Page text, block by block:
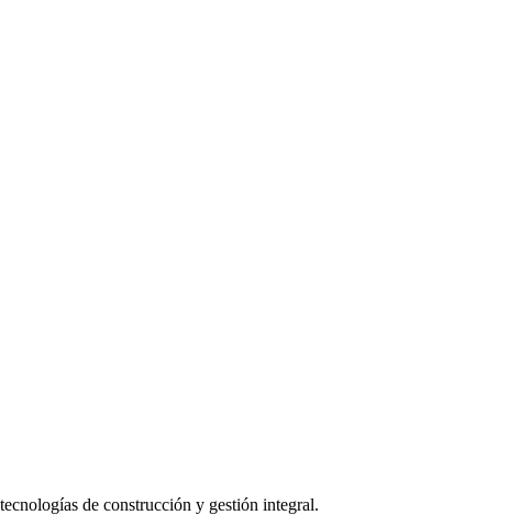
de construcción y gestión integral.